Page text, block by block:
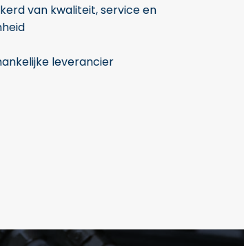
van kwaliteit, service en
leverancier